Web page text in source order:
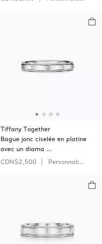
Tiffany Together
Bague jonc ciselée en platine
avec un diama …
CDN$2,500
Personnaliser